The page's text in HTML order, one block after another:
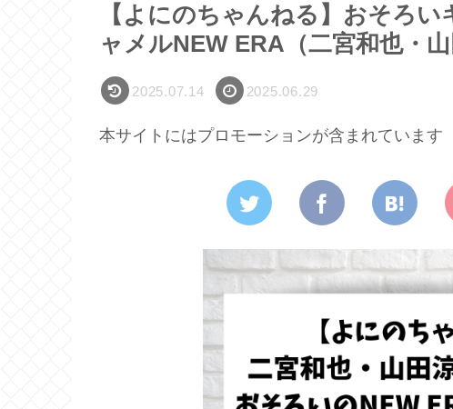
【よにのちゃんねる】おそろ
ャメルNEW ERA（二宮和也・山
2025.07.14 2025.06.29
本サイトにはプロモーションが含まれています